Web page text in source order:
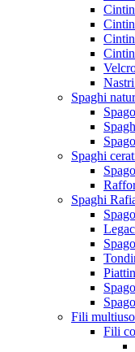
Spaghi
Spaghi
Spaghi
Fili multiuso
Fili